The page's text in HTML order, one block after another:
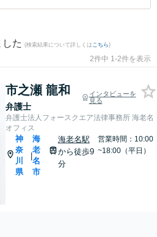
た (検索結果について詳しくは こちら)
2件中 1-2件を表示
市之瀬 龍和
弁護士
インタビューを
見る
弁護士法人フォースクエア法律事務所 海老名
オフィス
神
奈
川
県
|
海
老
名
市
海老名駅
から徒歩9
分
営業時間：10:00
~18:00（平日）